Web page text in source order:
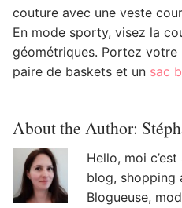
couture avec une veste
En mode sporty, visez la
géométriques. Portez
paire de baskets et un sac
About the Author:
Hello, moi
blog, shopping
Blogueuse,